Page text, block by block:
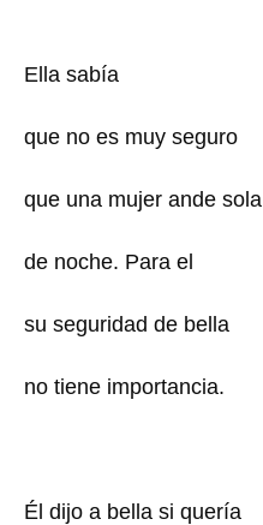
Ella sabía
que no es muy seguro
que una mujer ande sola
de noche. Para el
su seguridad de bella
no tiene importancia.
Él dijo a bella si quería